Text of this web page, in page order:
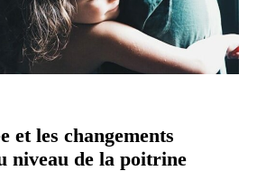
et les changements
niveau de la poitrine